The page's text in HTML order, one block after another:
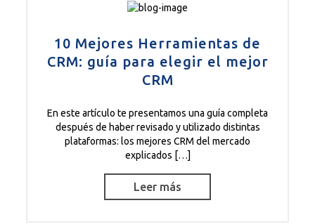
10 Mejores Herramientas de
CRM: guía para elegir el mejor
CRM
En este artículo te presentamos una guía completa
después de haber revisado y utilizado distintas
plataformas: los mejores CRM del mercado
explicados […]
Leer más